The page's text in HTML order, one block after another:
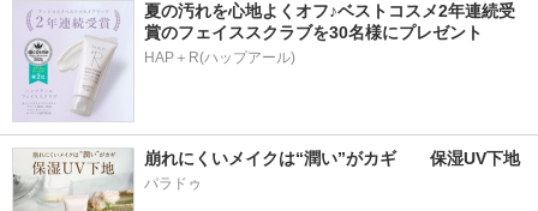
夏の汚れを心地よくオフ♪ベストコスメ2年連続受
賞のフェイススクラブを30名様にプレゼント
HAP＋R(ハップアール)
崩れにくいメイクは“潤い”がカギ　　保湿UV下地
パラドゥ